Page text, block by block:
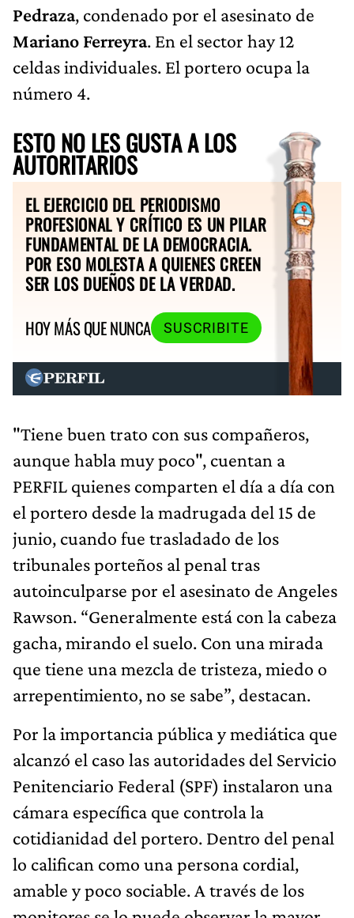
Pedraza, condenado por el asesinato de
Mariano Ferreyra. En el sector hay 12
celdas individuales. El portero ocupa la
número 4.
ESTO NO LES GUSTA A LOS
AUTORITARIOS
EL EJERCICIO DEL PERIODISMO
PROFESIONAL Y CRÍTICO ES UN PILAR
FUNDAMENTAL DE LA DEMOCRACIA.
POR ESO MOLESTA A QUIENES CREEN
SER LOS DUEÑOS DE LA VERDAD.
HOY MÁS QUE NUNCA
SUSCRIBITE
"Tiene buen trato con sus compañeros,
aunque habla muy poco", cuentan a
PERFIL quienes comparten el día a día con
el portero desde la madrugada del 15 de
junio, cuando fue trasladado de los
tribunales porteños al penal tras
autoinculparse por el asesinato de Angeles
Rawson. “Generalmente está con la cabeza
gacha, mirando el suelo. Con una mirada
que tiene una mezcla de tristeza, miedo o
arrepentimiento, no se sabe”, destacan.
Por la importancia pública y mediática que
alcanzó el caso las autoridades del Servicio
Penitenciario Federal (SPF) instalaron una
cámara específica que controla la
cotidianidad del portero. Dentro del penal
lo califican como una persona cordial,
amable y poco sociable. A través de los